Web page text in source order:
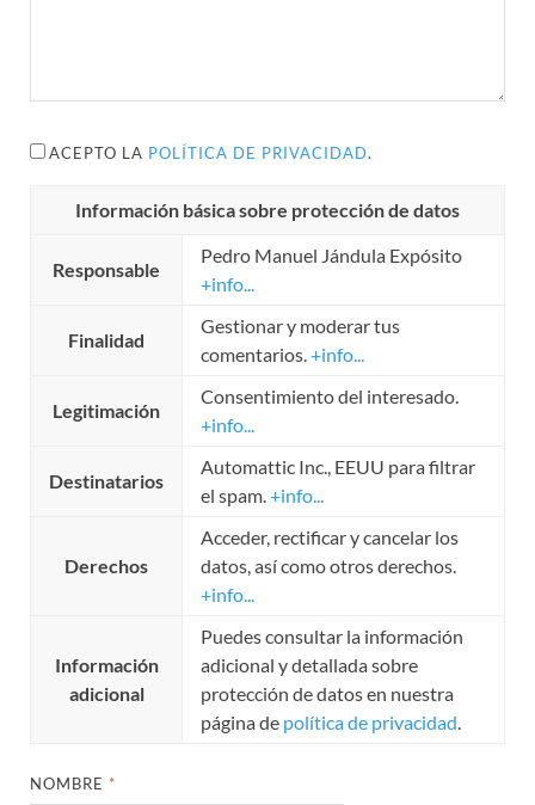
ACEPTO LA POLÍTICA DE PRIVACIDAD.
Información básica sobre protección de datos
Responsable
Pedro Manuel Jándula Expósito
+info...
Finalidad
Gestionar y moderar tus
comentarios.+info...
Legitimación
Consentimiento del interesado.
+info...
Destinatarios
Automattic Inc., EEUU para filtrar
el spam.+info...
Derechos
Acceder, rectificar y cancelar los
datos, así como otros derechos.
+info...
Información
adicional
Puedes consultar la información
adicional y detallada sobre
protección de datos en nuestra
página de política de privacidad.
NOMBRE *